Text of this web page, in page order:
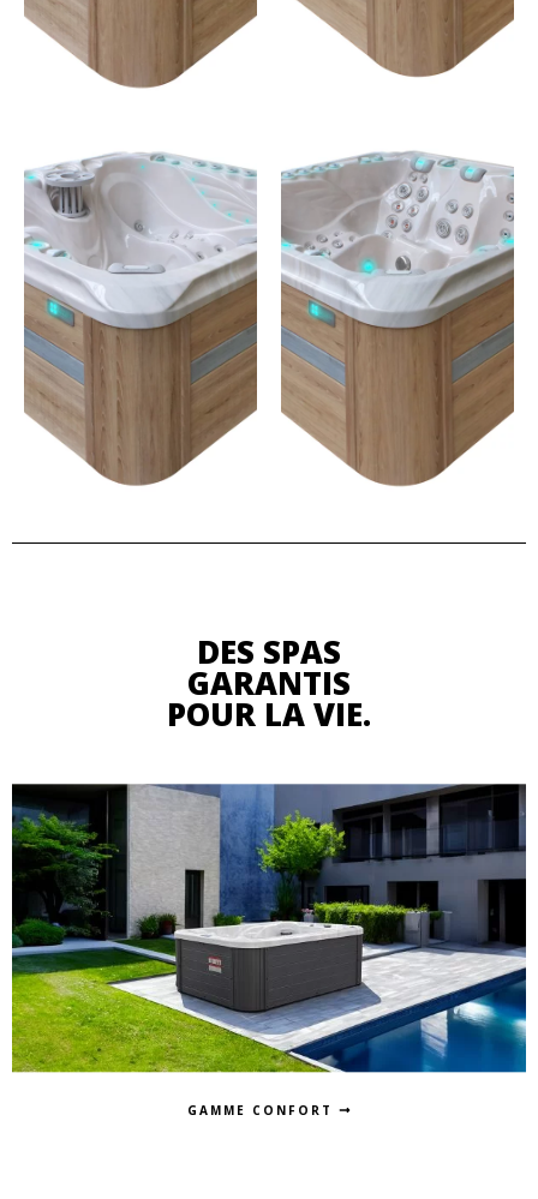
FELICITY
5 places – 97 jets
DÉCOUVRE
EXHILARA
TE
6 places –125 jets
GAMME CONFORT
DES SPAS
GARANTIS
POUR LA VIE.